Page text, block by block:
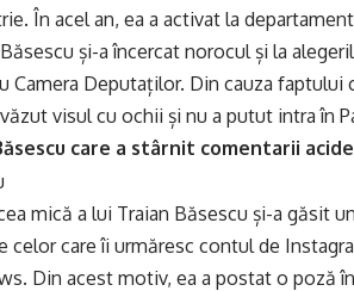
În acel an, ea a activat la
și-a încercat norocul și la
Camera Deputaților. Din cauza faptului
visul cu ochii și nu a putut intra în
care a stârnit comentarii acide
mică a lui Traian Băsescu și-a găsit
celor care îi urmăresc contul de
Din acest motiv, ea a postat o poză